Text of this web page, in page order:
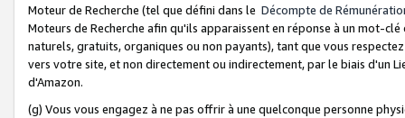
Moteur de Recherche (tel que défini dans le Décompte de
Moteurs de Recherche afin qu'ils apparaissent en réponse à un mot-
naturels, gratuits, organiques ou non payants), tant que vous
vers votre site, et non directement ou indirectement, par le biais d'un
d'Amazon.
(g) Vous vous engagez à ne pas offrir à une quelconque personne